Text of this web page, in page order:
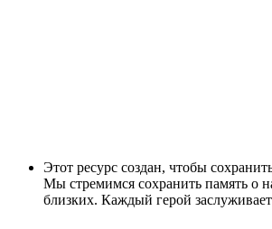
Этот ресурс создан, чтобы
Мы стремимся сохранить память о
близких. Каждый герой